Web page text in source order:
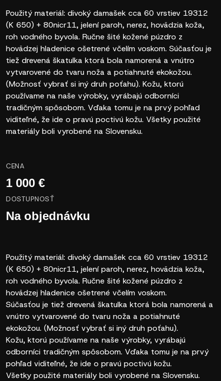
Použitý materiál: divoký damašek cca 60 vrstiev 19312
(K 650) + 80nicr11, jelení paroh, nerez, hovädzia koža,
roh vodného byvola. Ručne šité kožené púzdro z
hovädzej hladenice ošetrené včelím voskom. Súčasťou je
tiež drevená škatulka ktorá bola namorená a vnútro
vytvarovené do tvaru noža a potiahnuté ekokožou.
(Možnosť vybrať si iný druh poťahu). Kožu, ktorú
používame na naše výrobky, vyrábajú odborníci
tradičným spôsobom. Vďaka tomu je na prvý pohľad
viditeľné, že ide o pravú poctivú kožu. Všetky použité
materiály boli vyrobené na Slovensku.
CENA
1 000 €
DOSTUPNOSŤ
Na objednávku
Použitý materiál: divoký damašek cca 60 vrstiev 19312
(K 650) + 80nicr11, jelení paroh, nerez, hovädzia koža,
roh vodného byvola. Ručne šité kožené púzdro z
hovädzej hladenice ošetrené včelím voskom.
Súčasťou je tiež drevená škatulka ktorá bola namorená a
vnútro vytvarovené do tvaru noža a potiahnuté
ekokožou. (Možnosť vybrať si iný druh poťahu).
Kožu, ktorú používame na naše výrobky, vyrábajú
odborníci tradičným spôsobom. Vďaka tomu je na prvý
pohľad viditeľné, že ide o pravú poctivú kožu.
Všetky použité materiály boli vyrobené na Slovensku.